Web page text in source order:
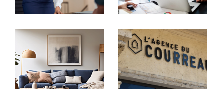
maximale à travers nosannonces immobilières à Mon
maison, un appartement, un studio ou un immeuble,
nous mettons en place des stratégies marketing
personnalisées pour capter l'attention des acheteurs
potentiels.